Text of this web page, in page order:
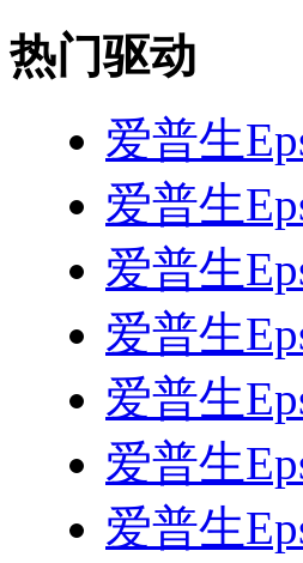
热门驱动
爱普生
爱普生
爱普生
爱普生
爱普生
爱普生
爱普生